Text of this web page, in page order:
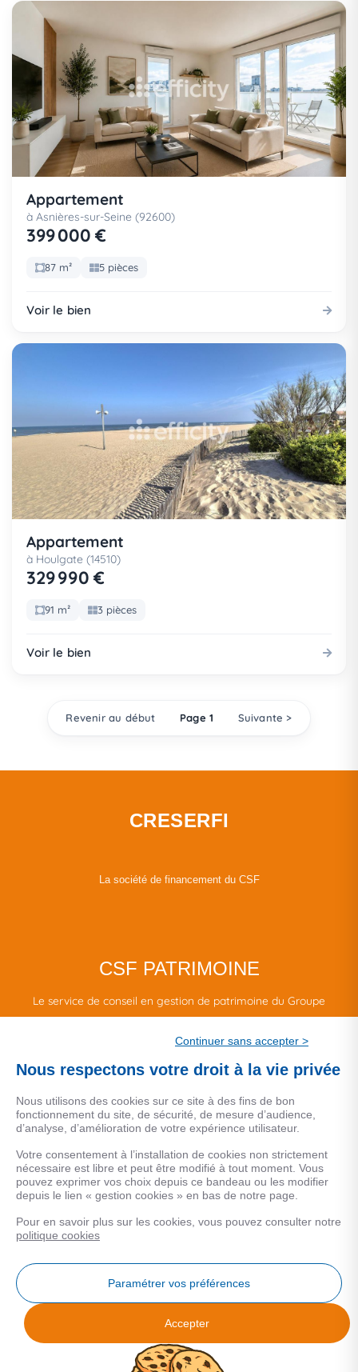
Appartement
à Asnières-sur-Seine (92600)
399 000 €
87 m² 5 pièces
Voir le bien
Appartement
à Houlgate (14510)
329 990 €
91 m² 3 pièces
Voir le bien
Revenir au début Page 1 Suivante >
CRESERFI
La société de financement du CSF
CSF PATRIMOINE
Le service de conseil en gestion de patrimoine du Groupe
MENTIONS LEGALES
Données personnelles
COOKIES
Analyse des performances
© 2026 Facilogi - Solutions en stratégie et intelligence immobilière
Continuer sans accepter >
Nous respectons votre droit à la vie privée
Nous utilisons des cookies sur ce site à des fins de bon
fonctionnement du site, de sécurité, de mesure d’audience,
d’analyse, d’amélioration de votre expérience utilisateur.
Votre consentement à l’installation de cookies non strictement
nécessaire est libre et peut être modifié à tout moment. Vous
pouvez exprimer vos choix depuis ce bandeau ou les modifier
depuis le lien « gestion cookies » en bas de notre page.
Pour en savoir plus sur les cookies, vous pouvez consulter notre
politique cookies
Paramétrer vos préférences
Accepter